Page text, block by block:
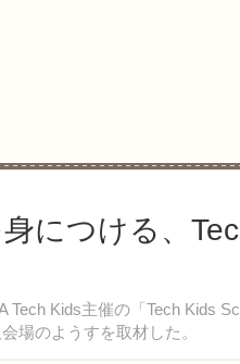
につける、
Kids主催の「Tech Kids
場のようすを取材した。